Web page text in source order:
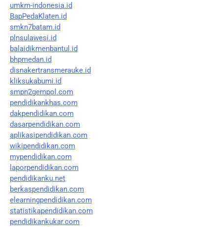
umkm-indonesia.id
BapPedaKlaten.id
smkn7batam.id
plnsulawesi.id
balaidikmenbantul.id
bhpmedan.id
disnakertransmerauke.id
kliksukabumi.id
smpn2gempol.com
pendidikankhas.com
dakpendidikan.com
dasarpendidikan.com
aplikasipendidikan.com
wikipendidikan.com
mypendidikan.com
laporpendidikan.com
pendidikanku.net
berkaspendidikan.com
elearningpendidikan.com
statistikapendidikan.com
pendidikankukar.com